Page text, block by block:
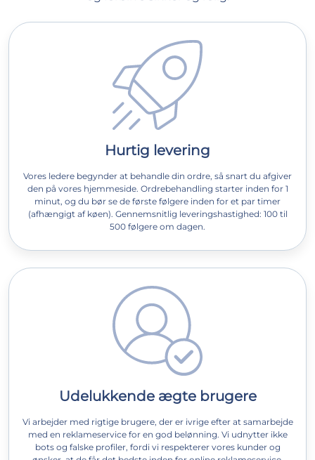
Hurtig levering
Vores ledere begynder at behandle din ordre, så snart du afgiver
den på vores hjemmeside. Ordrebehandling starter inden for 1
minut, og du bør se de første følgere inden for et par timer
(afhængigt af køen). Gennemsnitlig leveringshastighed: 100 til
500 følgere om dagen.
Udelukkende ægte brugere
Vi arbejder med rigtige brugere, der er ivrige efter at samarbejde
med en reklameservice for en god belønning. Vi udnytter ikke
bots og falske profiler, fordi vi respekterer vores kunder og